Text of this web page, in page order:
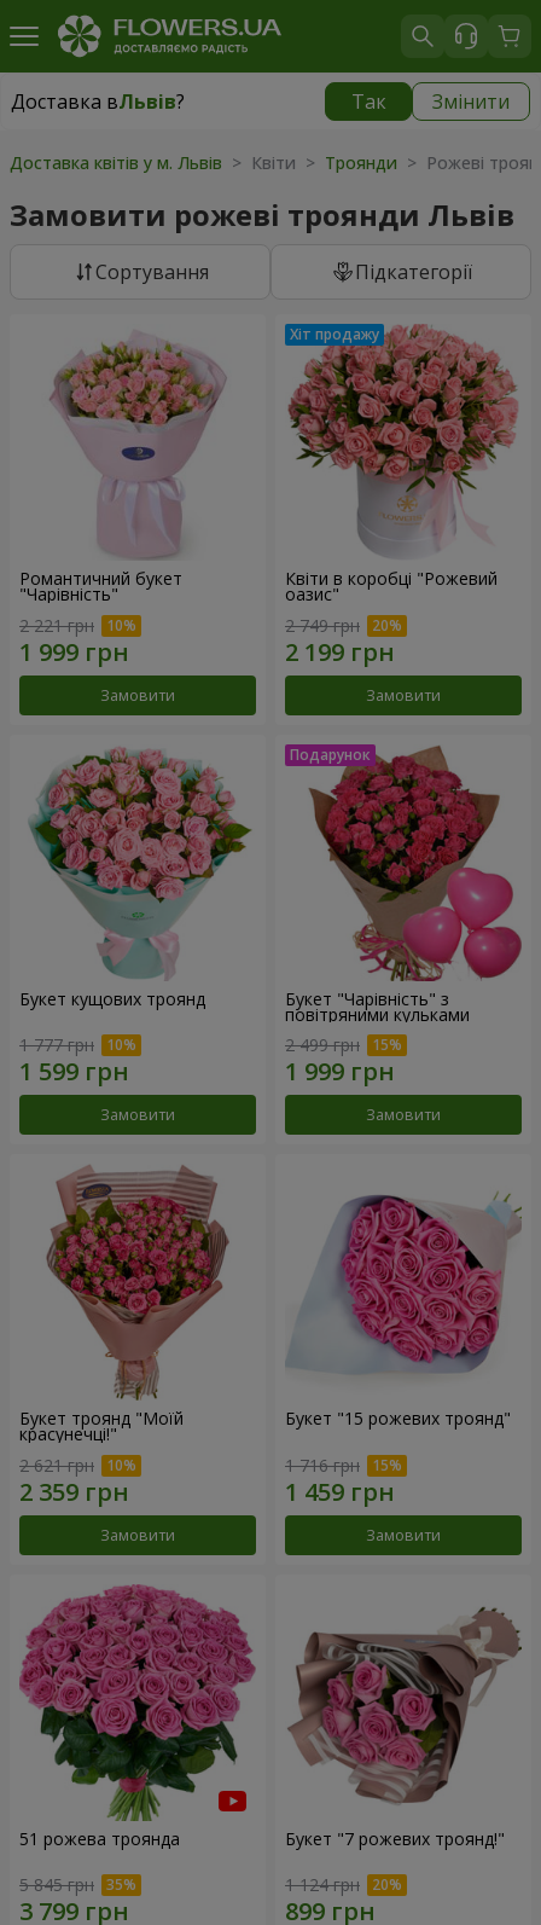
Доставка вЛьвів? Так Змінити
Доставка вЛьвів|
Доставка квітів у м. Львів > Квіти > Троянди > Рожеві
Замовити рожеві троянди Львів
Сортування Підкатегорії
Романтичний букет
"Чарівність"
2 221 грн
Замовити
Квіти в коробці "Рожевий
оазис"
2 749 грн
Замовити
Букет кущових троянд
1 777 грн
Замовити
Букет "Чарівність" з
повітряними кульками
2 499 грн
Замовити
Букет троянд "Моїй
красунечці!"
2 621 грн
Замовити
Букет "15 рожевих троянд"
1 716 грн
Замовити
51 рожева троянда
5 845 грн
Букет "7 рожевих троянд!"
1 124 грн